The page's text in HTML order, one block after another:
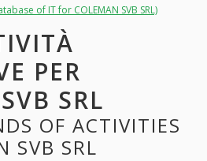
of IT for COLEMAN SVB SRL)
PER
SRL
OF ACTIVITIES
SVB SRL